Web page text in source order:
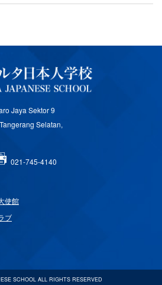
Jaya Sektor 9
Selatan,
021-745-4140
使館
ブ
SCHOOL ALL RIGHTS RESERVED